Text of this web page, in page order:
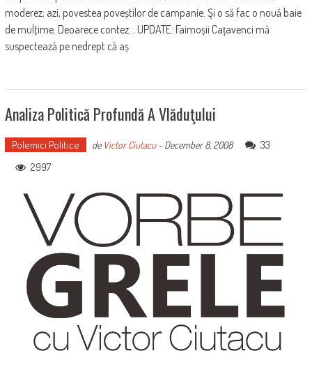
moderez; azi, povestea poveștilor de campanie. Şi o să fac o nouă baie
de mulţime. Deoarece contez... UPDATE: Faimoșii Cațavenci mă
suspectează pe nedrept că aș
Analiza Politică Profundă A Vlăduţului
Polemici Politice de Victor Ciutacu- December 8, 2008
33
2997